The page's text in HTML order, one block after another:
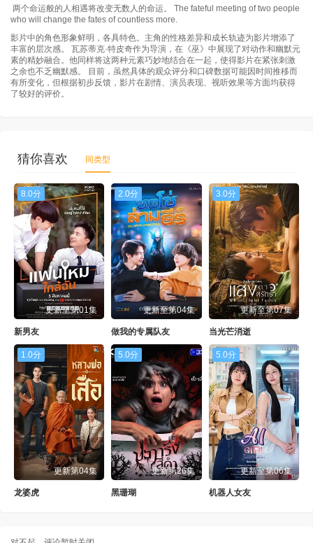
两个命运般的人相遇将改变无数人的命运。 The fateful meeting of two people
who will change the fates of countless more.
影片中的角色形象鲜明，各具特色。主角的性格差异和成长轨迹为影片增添了
丰富的层次感。 瓦苏蒂克·特皮奇作为导演，在《巫》中展现了对动作和幽默元
素的精妙融合。他同样将这两种元素巧妙地结合在一起，使得影片在紧张刺激
之余也不乏幽默感。 目前，虽然具体的观众评分和口碑数据可能因时间推移而
有所变化，但根据初步反馈，影片在剧情、演员表现、视听效果等方面均获得
了较好的评价。
猜你喜欢 同类型
8.0分
更新至第01集
新男友
2.0分
更新至第04集
做我的专属队友
3.0分
更新至第07集
当光芒消逝
1.0分
更新第04集
龙婆虎
5.0分
更新第26集
黑珊瑚
5.0分
更新至第06集
机器人女友